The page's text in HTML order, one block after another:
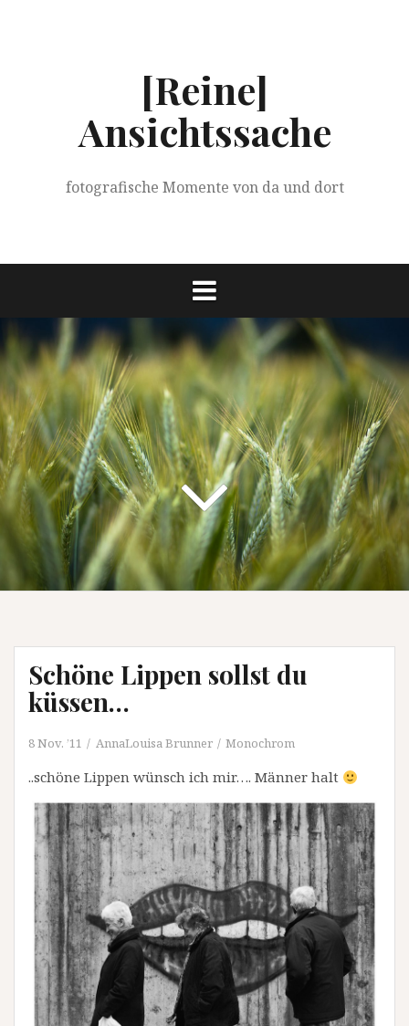
[Reine]
Ansichtssache
fotografische Momente von da und dort
Schöne Lippen sollst du
küssen…
8 Nov. ’11 AnnaLouisa Brunner Monochrom
..schöne Lippen wünsch ich mir…. Männer halt